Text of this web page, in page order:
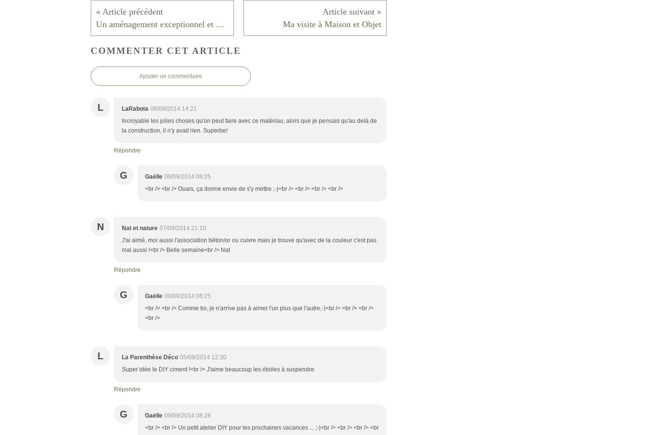
Un aménagement exceptionnel et des détails Ma visite à Maison et Objet
COMMENTER CET ARTICLE
Ajouter un commentaire
L LaRabota 08/09/2014 14:21
Incroyable les jolies choses qu'on peut faire avec ce matériau, alors que je pensais qu'au delà de
la construction, il n'y avait rien. Superbe!
Répondre
G Gaëlle 09/09/2014 08:25
<br /> <br /> Ouais, ça donne envie de s'y mettre ;-)<br /> <br /> <br /> <br />
N Nat et nature 07/09/2014 21:10
J'ai aimé, moi aussi l'association béton/or ou cuivre mais je trouve qu'avec de la couleur c'est pas
mal aussi !<br /> Belle semaine<br /> Nat
Répondre
G Gaëlle 09/09/2014 08:25
<br /> <br /> Comme toi, je n'arrive pas à aimer l'un plus que l'autre;-)<br /> <br /> <br />
<br />
L La Parenthèse Déco 05/09/2014 12:30
Super idée le DIY ciment !<br /> J'aime beaucoup les étoiles à suspendre
Répondre
G Gaëlle 09/09/2014 08:26
<br /> <br /> Un petit atelier DIY pour les prochaines vacances ... ;-)<br /> <br /> <br /> <br